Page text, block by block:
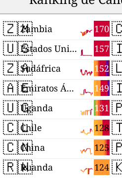
🇿🇲 170
Zambia
🇺🇸 157
Estados Unidos
🇿🇦 152
Sudáfrica
🇦🇪 149
Emiratos Árabes Unidos
🇺🇬 131
Uganda
🇨🇱 128
Chile
🇨🇳 125
China
🇷🇼 124
Ruanda